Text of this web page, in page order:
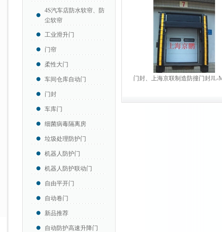
4S汽车店防水软帘、防
尘软帘
工业滑升门
门帘
柔性大门
车间仓库自动门
门封
车库门
细菌病毒隔离房
垃圾处理防护门
机器人防护门
机器人防护联动门
自由平开门
自动卷门
新品推荐
自动防护高速升降门
门封、上海京联制造防撞门封JL-